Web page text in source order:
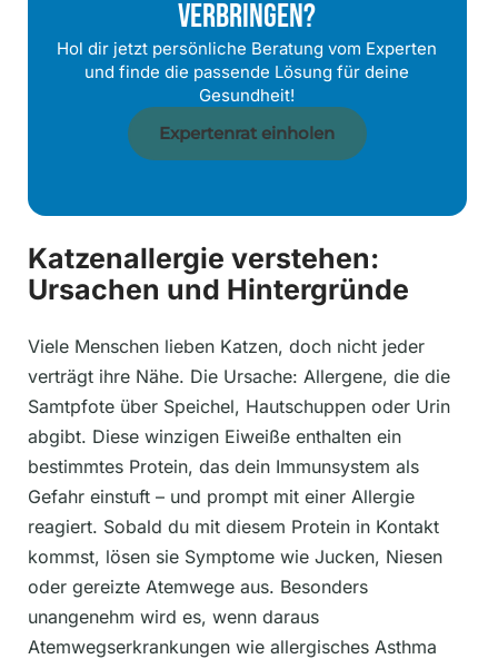
Verbringen?
Hol dir jetzt persönliche Beratung vom Experten
und finde die passende Lösung für deine
Gesundheit!
Expertenrat einholen
Katzenallergie verstehen:
Ursachen und Hintergründe
Viele Menschen lieben Katzen, doch nicht jeder
verträgt ihre Nähe. Die Ursache: Allergene, die die
Samtpfote über Speichel, Hautschuppen oder Urin
abgibt. Diese winzigen Eiweiße enthalten ein
bestimmtes Protein, das dein Immunsystem als
Gefahr einstuft – und prompt mit einer Allergie
reagiert. Sobald du mit diesem Protein in Kontakt
kommst, lösen sie Symptome wie Jucken, Niesen
oder gereizte Atemwege aus. Besonders
unangenehm wird es, wenn daraus
Atemwegserkrankungen wie allergisches Asthma